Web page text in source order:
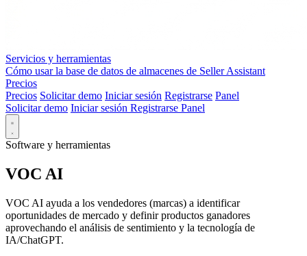
Servicios y herramientas
Cómo usar la base de datos de almacenes de Seller Assistant
Precios
Precios Solicitar demo Iniciar sesión Registrarse Panel
Solicitar demo Iniciar sesión Registrarse Panel
Software y herramientas
VOC AI
VOC AI ayuda a los vendedores (marcas) a identificar
oportunidades de mercado y definir productos ganadores
aprovechando el análisis de sentimiento y la tecnología de
IA/ChatGPT.